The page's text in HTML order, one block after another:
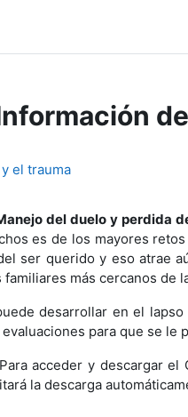
el trauma
del duelo y perdida
es de los mayores
ser querido y eso atrae
familiares más cercanos de
desarrollar en el
para que se
Para acceder y descargar
la descarga